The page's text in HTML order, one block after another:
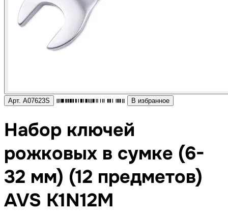
Арт. A07623S В избранное
Набор ключей
рожковых в сумке (6-
32 мм) (12 предметов)
AVS K1N12M